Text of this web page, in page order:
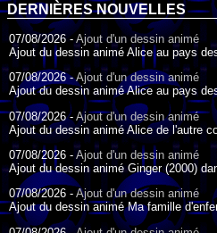
DERNIÈRES NOUVELLES
07/08/2026 - Ajout d'un dessin animé
Ajout du dessin animé Alice au pays
07/08/2026 -Ajout d'un dessin animé
Ajout du dessin animé Alice au pays
07/08/2026 - Ajout d'un dessin animé
Ajout du dessin animé Alice de l'autre
07/08/2026 - Ajout d'un dessin animé
Ajout du dessin animé Ginger (2000)
07/08/2026 - Ajout d'un dessin animé
Ajout du dessin animé Ma famille